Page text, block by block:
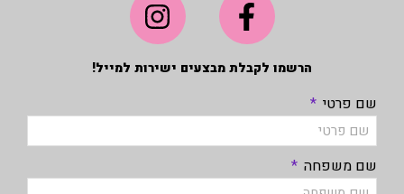
הרשמו לקבלת מבצעים ישירות למייל!
שם פרטי
שם משפחה